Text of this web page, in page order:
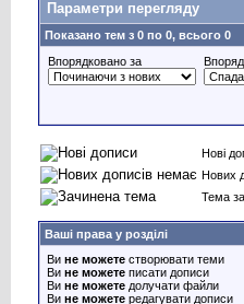
Параметри перегляду
Показано тем з 0 по 0, всього 0
Впорядковано за
Нові
Нових
Тема
Ваші права у розділі
Ви не можете створювати теми
Ви не можете писати дописи
Ви не можете долучати файли
Ви не можете редагувати дописи